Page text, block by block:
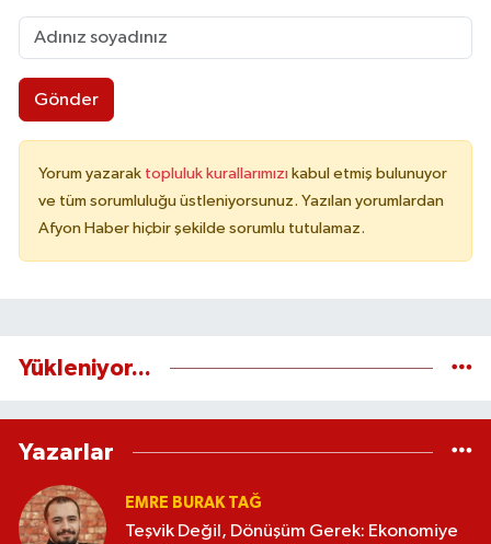
Gönder
Yorum yazarak topluluk kurallarımızı kabul etmiş bulunuyor
ve tüm sorumluluğu üstleniyorsunuz. Yazılan yorumlardan
Afyon Haber hiçbir şekilde sorumlu tutulamaz.
Yükleniyor...
Yazarlar
EMRE BURAK TAĞ
Teşvik Değil, Dönüşüm Gerek: Ekonomiye